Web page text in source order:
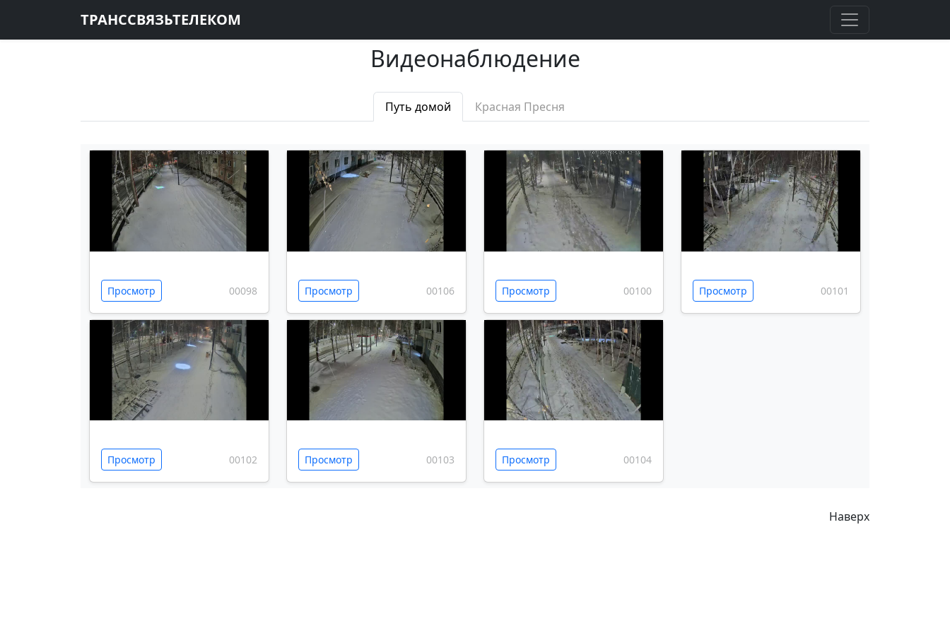
ТРАНССВЯЗЬТЕЛЕКОМ
Видеонаблюдение
Путь домой Красная Пресня
Просмотр 00098 Просмотр 00106 Просмотр 00100 Просмотр 00101
Просмотр 00102 Просмотр 00103 Просмотр 00104
Наверх